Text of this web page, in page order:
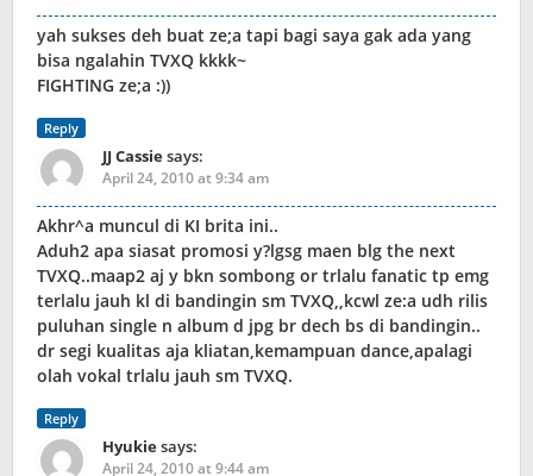
yah sukses deh buat ze;a tapi bagi saya gak ada yang
bisa ngalahin TVXQ kkkk~
FIGHTING ze;a :))
Reply
JJ Cassiesays:
April 24, 2010 at 9:34 am
Akhr^a muncul di KI brita ini..
Aduh2 apa siasat promosi y?lgsg maen blg the next
TVXQ..maap2 aj y bkn sombong or trlalu fanatic tp emg
terlalu jauh kl di bandingin sm TVXQ,,kcwl ze:a udh rilis
puluhan single n album d jpg br dech bs di bandingin..
dr segi kualitas aja kliatan,kemampuan dance,apalagi
olah vokal trlalu jauh sm TVXQ.
Reply
Hyukiesays:
April 24, 2010 at 9:44 am